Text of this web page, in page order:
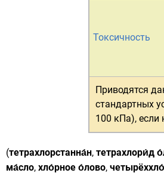
Токсичность
Приводятся
стандартных
100 кПа), если
(тетрахлорстанна́н, тетрахлори́д
ма́сло, хло́рное о́лово,